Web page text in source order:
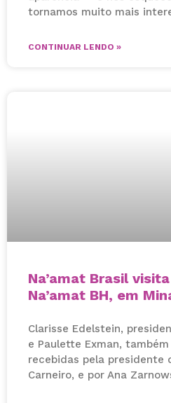
tornamos muito mais
CONTINUAR LENDO »
Na’amat Brasil
Na’amat BH, em
Clarisse Edelstein,
e Paulette Exman,
recebidas pela presidente
Carneiro, e por Ana